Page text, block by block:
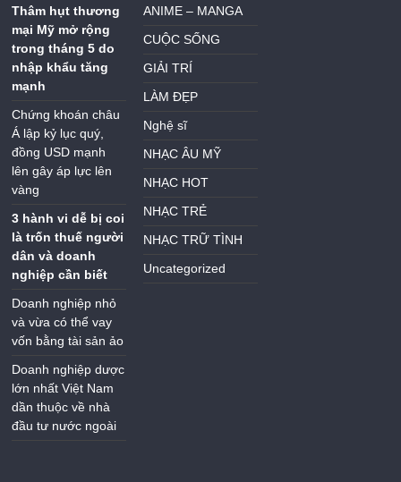
Thâm hụt thương
mại Mỹ mở rộng
trong tháng 5 do
nhập khẩu tăng
mạnh
Chứng khoán châu
Á lập kỷ lục quý,
đồng USD mạnh
lên gây áp lực lên
vàng
3 hành vi dễ bị coi
là trốn thuế người
dân và doanh
nghiệp cần biết
Doanh nghiệp nhỏ
và vừa có thể vay
vốn bằng tài sản ảo
Doanh nghiệp dược
lớn nhất Việt Nam
dần thuộc về nhà
đầu tư nước ngoài
ANIME – MANGA
CUỘC SỐNG
GIẢI TRÍ
LÀM ĐẸP
Nghệ sĩ
NHẠC ÂU MỸ
NHẠC HOT
NHẠC TRẺ
NHẠC TRỮ TÌNH
Uncategorized